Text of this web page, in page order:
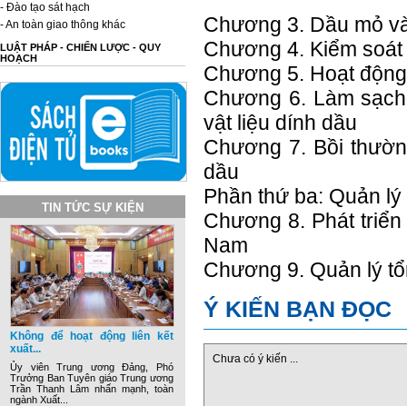
- Đào tạo sát hạch
- An toàn giao thông khác
LUẬT PHÁP - CHIẾN LƯỢC - QUY
HOẠCH
TIN TỨC SỰ KIỆN
Không để hoạt động liên kết
xuất...
Ủy viên Trung ương Đảng, Phó
Trưởng Ban Tuyên giáo Trung ương
Trần Thanh Lâm nhấn mạnh, toàn
ngành Xuất...
Chương 3. Dầu mỏ
Chương 4. Kiểm
Chương 5. Hoạt
Chương 6. Làm
vật liệu dính dầu
Chương 7. Bồi
dầu
Phần thứ ba: Quản
Chương 8. Phát
Nam
Chương 9. Quản lý
Ý KIẾN BẠN ĐỌC
Chưa có ý kiến ...